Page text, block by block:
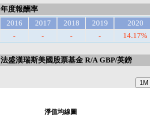
年度報酬率
2016
2017 2018 2019 2020
-
- - - 14.17%
法盛漢瑞斯美國股票基金 R/A GBP/英鎊
淨值均線圖